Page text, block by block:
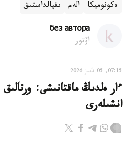
ەكونوميكا الەم ىقپالداستىق
без автора
اۆتور
07:15, 05 تامىز 2026
ءار ەلدىڭ ماقتانىشى:
انشىلەرى